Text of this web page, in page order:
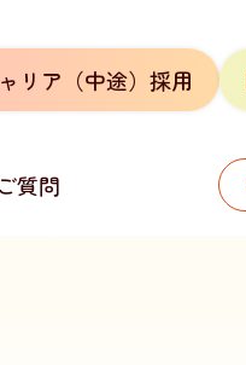
リア（中途）採用
質問